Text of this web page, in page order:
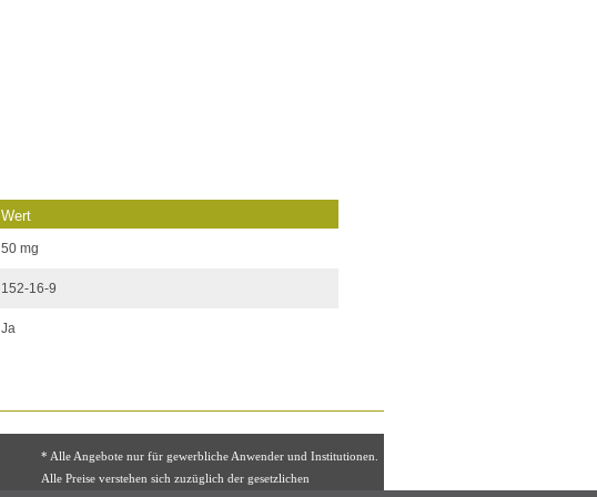
Wert
50 mg
152-16-9
Ja
* Alle Angebote nur für gewerbliche Anwender und Institutionen.
Alle Preise verstehen sich zuzüglich der gesetzlichen